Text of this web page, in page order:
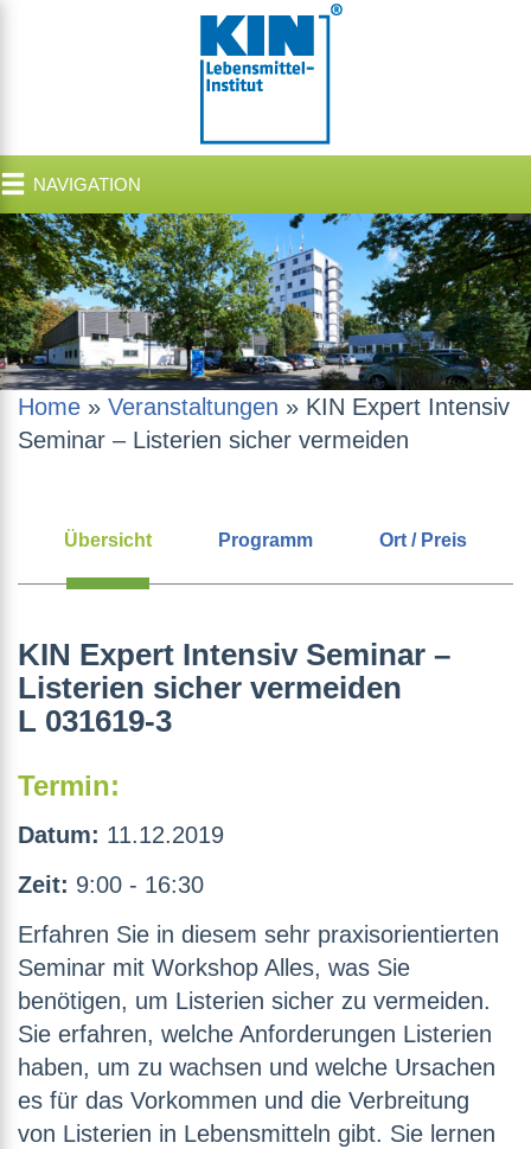
NAVIGATION
Home » Veranstaltungen » KIN Expert Intensiv
Seminar – Listerien sicher vermeiden
Übersicht Programm Ort / Preis
KIN Expert Intensiv Seminar –
Listerien sicher vermeiden
L 031619-3
Termin:
Datum: 11.12.2019
Zeit: 9:00 - 16:30
Erfahren Sie in diesem sehr praxisorientierten
Seminar mit Workshop Alles, was Sie
benötigen, um Listerien sicher zu vermeiden.
Sie erfahren, welche Anforderungen Listerien
haben, um zu wachsen und welche Ursachen
es für das Vorkommen und die Verbreitung
von Listerien in Lebensmitteln gibt. Sie lernen